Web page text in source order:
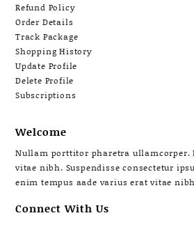
Refund Policy
Order Details
Track Package
Shopping History
Update Profile
Delete Profile
Subscriptions
Welcome
Nullam porttitor pharetra ullamcorper.
vitae nibh. Suspendisse consectetur
enim tempus aade varius erat vitae
Connect With Us